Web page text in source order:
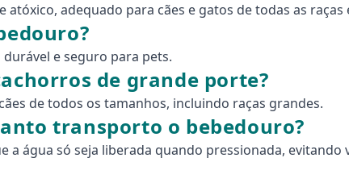
adequado para cães e gatos de todas as raças
e seguro para pets.
de grande porte?
de todos os tamanhos, incluindo raças grandes.
transporto o bebedouro?
a água só seja liberada quando pressionada,